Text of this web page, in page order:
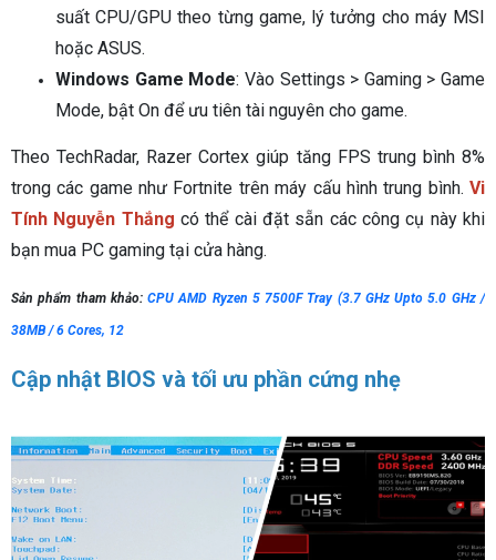
suất CPU/GPU theo từng game, lý tưởng cho máy MSI
hoặc ASUS.
Windows Game Mode: Vào Settings > Gaming > Game
Mode, bật On để ưu tiên tài nguyên cho game.
Theo TechRadar, Razer Cortex giúp tăng FPS trung bình 8%
trong các game như Fortnite trên máy cấu hình trung bình. Vi
Tính Nguyễn Thắng có thể cài đặt sẵn các công cụ này khi
bạn mua PC gaming tại cửa hàng.
Sản phẩm tham khảo:CPU AMD Ryzen 5 7500F Tray (3.7 GHz Upto 5.0 GHz /
38MB / 6 Cores, 12
Cập nhật BIOS và tối ưu phần cứng nhẹ